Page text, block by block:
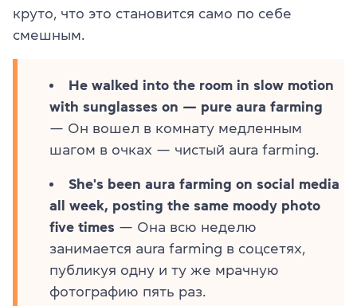
круто, что это становится само по себе
смешным.
He walked into the room in slow motion
with sunglasses on — pure aura farming
— Он вошел в комнату медленным
шагом в очках — чистый aura farming.
She's been aura farming on social media
all week, posting the same moody photo
five times — Она всю неделю
занимается aura farming в соцсетях,
публикуя одну и ту же мрачную
фотографию пять раз.